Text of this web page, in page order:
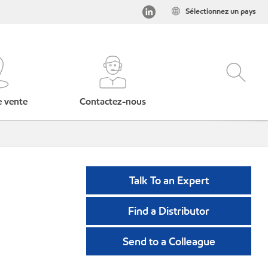
Sélectionnez un pays
vente Contactez-nous
Talk To an Expert
Find a Distributor
Send to a Colleague